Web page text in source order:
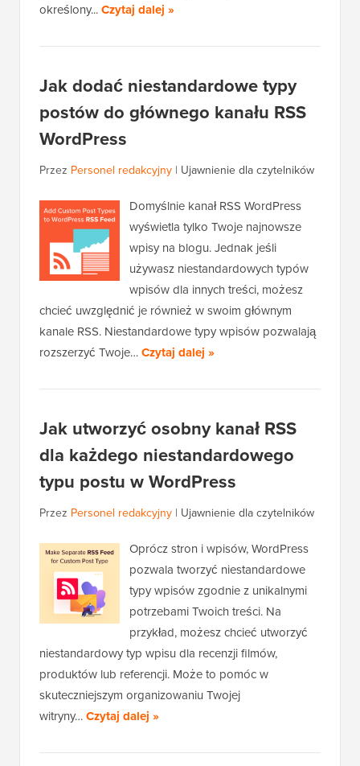
określony...Czytaj dalej »
Jak dodać niestandardowe typy
postów do głównego kanału RSS
WordPress
Przez Personel redakcyjny | Ujawnienie dla czytelników
Domyślnie kanał RSS WordPress
wyświetla tylko Twoje najnowsze
wpisy na blogu. Jednak jeśli
używasz niestandardowych typów
wpisów dla innych treści, możesz
chcieć uwzględnić je również w swoim głównym
kanale RSS. Niestandardowe typy wpisów pozwalają
rozszerzyć Twoje…Czytaj dalej »
Jak utworzyć osobny kanał RSS
dla każdego niestandardowego
typu postu w WordPress
Przez Personel redakcyjny | Ujawnienie dla czytelników
Oprócz stron i wpisów, WordPress
pozwala tworzyć niestandardowe
typy wpisów zgodnie z unikalnymi
potrzebami Twoich treści. Na
przykład, możesz chcieć utworzyć
niestandardowy typ wpisu dla recenzji filmów,
produktów lub referencji. Może to pomóc w
skuteczniejszym organizowaniu Twojej
witryny…Czytaj dalej »